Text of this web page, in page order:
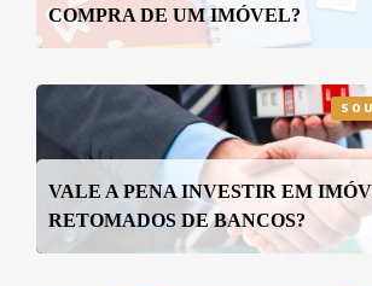
COMPRA DE UM IMÓVEL?
VALE A PENA INVESTIR EM
RETOMADOS DE BANCOS?